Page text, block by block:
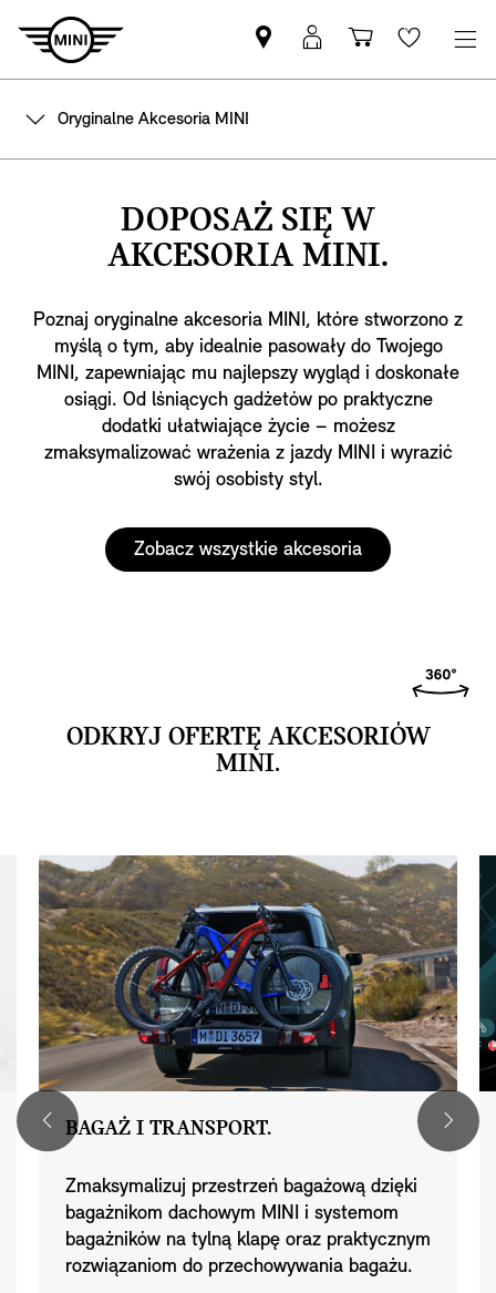
Znajdź
Partnera
Logowanie
MyMini
KoszykWishlist
Oryginalne Akcesoria MINI
DOPOSAŻ SIĘ W
AKCESORIA MINI.
Poznaj oryginalne akcesoria MINI, które stworzono z
myślą o tym, aby idealnie pasowały do Twojego
MINI, zapewniając mu najlepszy wygląd i doskonałe
osiągi. Od lśniących gadżetów po praktyczne
dodatki ułatwiające życie – możesz
zmaksymalizować wrażenia z jazdy MINI i wyrazić
swój osobisty styl.
Zobacz wszystkie akcesoria
ODKRYJ OFERTĘ AKCESORIÓW
MINI.
BAGAŻ I TRANSPORT.
Zmaksymalizuj przestrzeń bagażową dzięki
bagażnikom dachowym MINI i systemom
bagażników na tylną klapę oraz praktycznym
rozwiązaniom do przechowywania bagażu.